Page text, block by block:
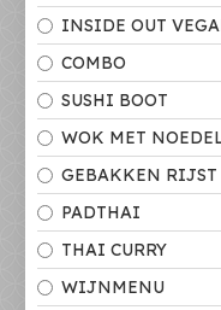
INSIDE OUT
COMBO
SUSHI BOOT
WOK MET
GEBAKKEN RIJST
PADTHAI
THAI CURRY
WIJNMENU